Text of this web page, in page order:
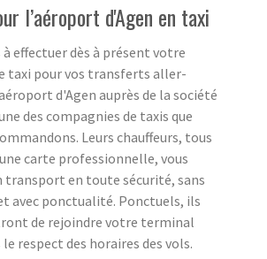
l’aéroport d'Agen en taxi
à effectuer dès à présent votre
taxi pour vos transferts aller-
d'Agen auprès de la société
des compagnies de taxis que
Leurs chauffeurs, tous
carte professionnelle, vous
transport en toute sécurité, sans
avec ponctualité. Ponctuels, ils
de rejoindre votre terminal
respect des horaires des vols.